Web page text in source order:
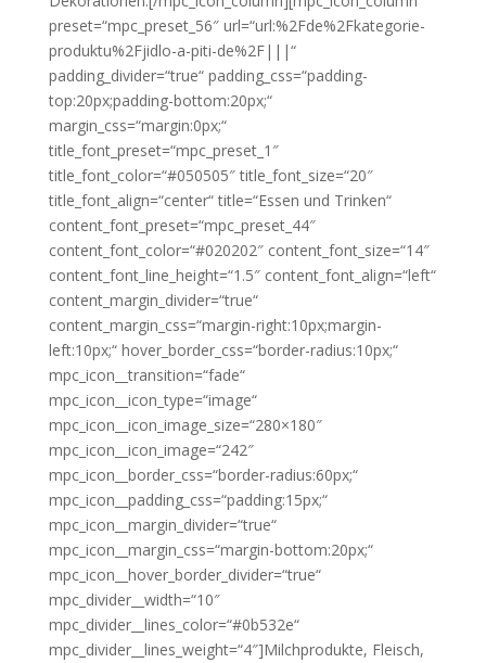
preset=“mpc_preset_56″ url=“url:%2Fde%2Fkategorie-
produktu%2Fjidlo-a-piti-de%2F|||“
padding_divider=“true“ padding_css=“padding-
top:20px;padding-bottom:20px;“
margin_css=“margin:0px;“
title_font_preset=“mpc_preset_1″
title_font_color=“#050505″ title_font_size=“20″
title_font_align=“center“ title=“Essen und Trinken“
content_font_preset=“mpc_preset_44″
content_font_color=“#020202″ content_font_size=“14″
content_font_line_height=“1.5″ content_font_align=“left“
content_margin_divider=“true“
content_margin_css=“margin-right:10px;margin-
left:10px;“ hover_border_css=“border-radius:10px;“
mpc_icon__transition=“fade“
mpc_icon__icon_type=“image“
mpc_icon__icon_image_size=“280×180″
mpc_icon__icon_image=“242″
mpc_icon__border_css=“border-radius:60px;“
mpc_icon__padding_css=“padding:15px;“
mpc_icon__margin_divider=“true“
mpc_icon__margin_css=“margin-bottom:20px;“
mpc_icon__hover_border_divider=“true“
mpc_divider__width=“10″
mpc_divider__lines_color=“#0b532e“
mpc_divider__lines_weight=“4″]Milchprodukte, Fleisch,